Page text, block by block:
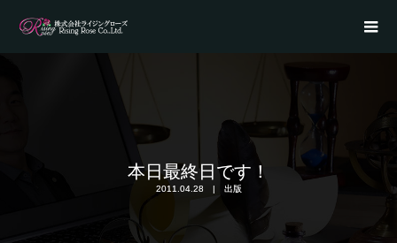
本日最終日です！
2011.04.28 出版